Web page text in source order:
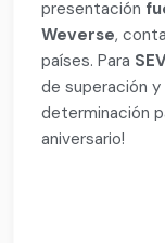
presentación
Weverse,
países. Para
de superación
determinación
aniversario!